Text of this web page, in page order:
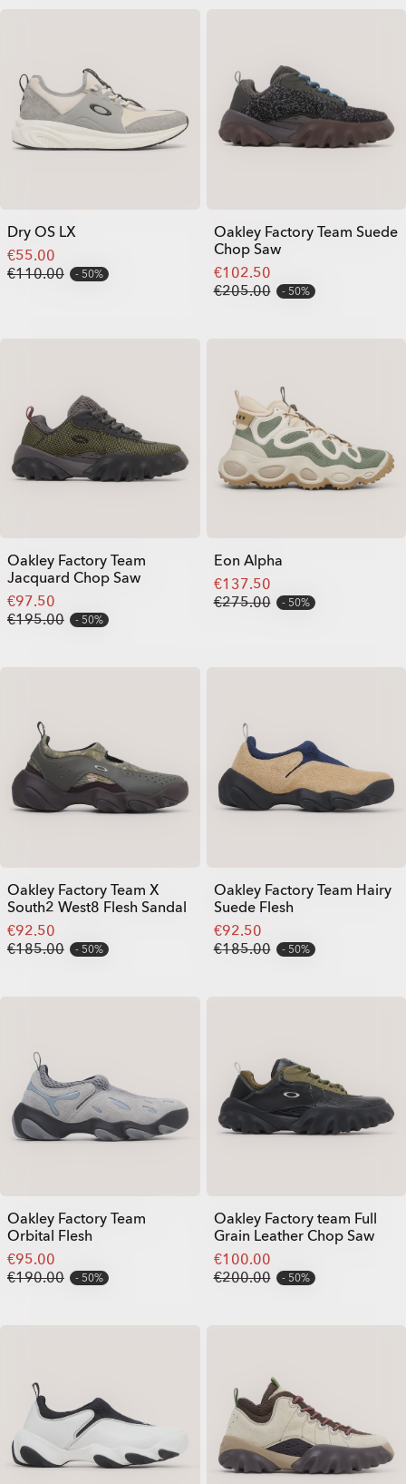
Dry OS LX
€55.00
€110.00
50%
Oakley Factory Team Suede
Chop Saw
€102.50
€205.00
50%
Oakley Factory Team
Jacquard Chop Saw
€97.50
€195.00
50%
Eon Alpha
€137.50
€275.00
50%
Oakley Factory Team X
South2 West8 Flesh Sandal
€92.50
€185.00
50%
Oakley Factory Team Hairy
Suede Flesh
€92.50
€185.00
50%
Oakley Factory Team
Orbital Flesh
€95.00
€190.00
50%
Oakley Factory team Full
Grain Leather Chop Saw
€100.00
€200.00
50%